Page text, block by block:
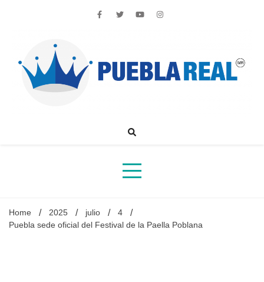
Noticias de actualidad de Puebla, México y el mundo
Home 2025 julio
4
Puebla sede oficial del Festival de la Paella Poblana